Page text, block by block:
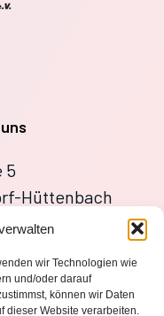
wir Technologien wie
und/oder darauf
können wir Daten
dieser Website verarbeiten.
5
Hüttenbach